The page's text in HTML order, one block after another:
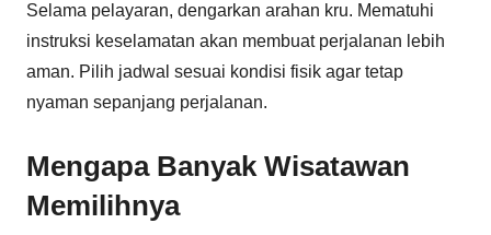
Selama pelayaran, dengarkan arahan kru. Mematuhi
instruksi keselamatan akan membuat perjalanan lebih
aman. Pilih jadwal sesuai kondisi fisik agar tetap
nyaman sepanjang perjalanan.
Mengapa Banyak Wisatawan
Memilihnya